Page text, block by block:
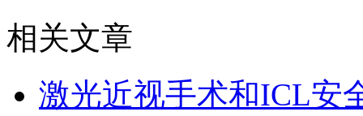
相关文章
激光近视手术和ICL安